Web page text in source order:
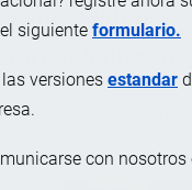
siguiente formulario.
versiones estandar
con nosotros
calderas
DE CONTENIDOS